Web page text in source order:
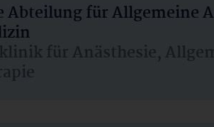
Abteilung für Allgemeine
für Anästhesie,